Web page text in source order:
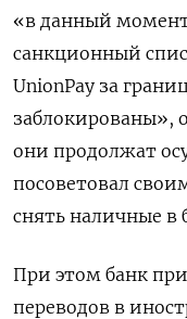
«в данный
санкционный
UnionPay за
заблокированы»,
они продолжат
посоветовал
снять наличные
При этом банк
переводов в